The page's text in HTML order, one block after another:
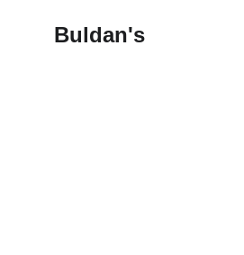
Buldan's